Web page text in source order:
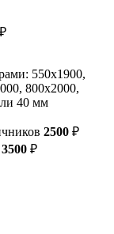
₽
550х1900,
800х2000,
40 мм
2500 ₽
3500 ₽